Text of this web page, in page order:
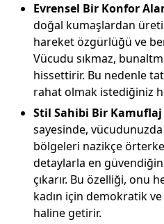
Evrensel Bir Konfor
doğal kumaşlardan
hareket özgürlüğü ve
Vücudu sıkmaz,
hissettirir. Bu nedenle
rahat olmak istediğiniz
Stil Sahibi Bir Kamuflaj
sayesinde,
bölgeleri nazikçe
detaylarla en
çıkarır. Bu özelliği, onu
kadın için demokratik
haline getirir.